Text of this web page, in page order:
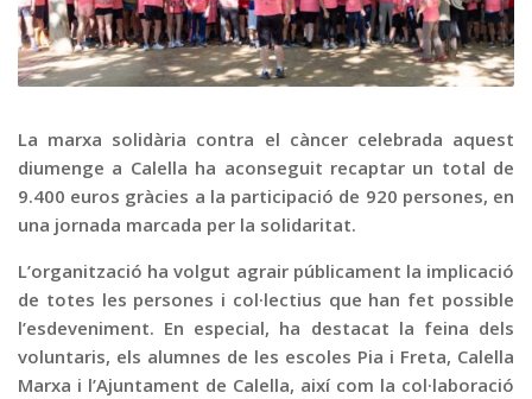
Publicitat
Contacte
La marxa solidària contra el càncer celebrada aquest
diumenge a Calella ha aconseguit recaptar un total de
9.400 euros gràcies a la participació de 920 persones, en
una jornada marcada per la solidaritat.
L’organització ha volgut agrair públicament la implicació
de totes les persones i col·lectius que han fet possible
l’esdeveniment. En especial, ha destacat la feina dels
voluntaris, els alumnes de les escoles Pia i Freta, Calella
Marxa i l’Ajuntament de Calella, així com la col·laboració